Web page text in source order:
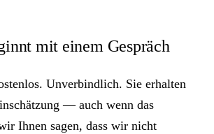
mit einem Gespräch
Unverbindlich. Sie erhalten
— auch wenn das
Ihnen sagen, dass wir nicht